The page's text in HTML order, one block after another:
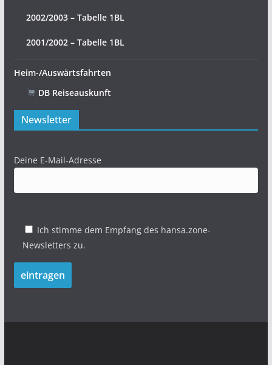
2002/2003 – Tabelle 1BL
2001/2002 – Tabelle 1BL
Heim-/Auswärtsfahrten
DB Reiseauskunft
Newsletter
Deine E-Mail-Adresse
Ich stimme dem Empfang des hansa.zone-
Newsletters zu.